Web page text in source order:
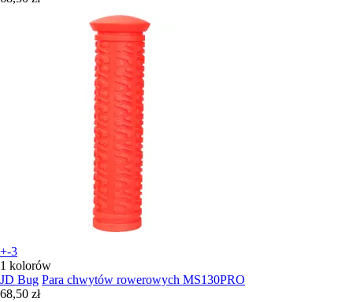
+-3
1 kolorów
JD Bug Para chwytów rowerowych MS130PRO
68,50 zł